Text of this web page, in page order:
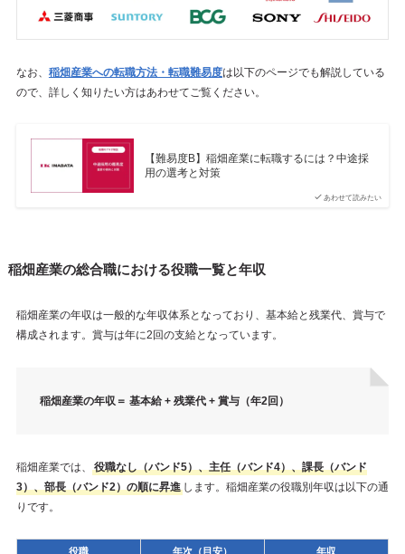
なお、 稲畑産業への転職方法・転職難易度は以下のページでも解説している
ので、詳しく知りたい方はあわせてご覧ください。
あわせて読みたい
【難易度B】稲畑産業に転職するには？中途採
用の選考と対策
稲畑産業の総合職における役職一覧と年収
稲畑産業の年収は一般的な年収体系となっており、基本給と残業代、賞与で
構成されます。賞与は年に2回の支給となっています。
稲畑産業の年収＝ 基本給 + 残業代 + 賞与（年2回）
稲畑産業では、
役職なし（バンド5）、主任（バンド4）、課長（バンド
3）、部長（バンド2）の順に昇進します。稲畑産業の役職別年収は以下の通
りです。
役職 年次（目安） 年収